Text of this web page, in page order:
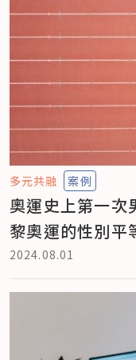
多元共融 案例
奧運史上第一次
黎奧運的性別平
2024.08.01